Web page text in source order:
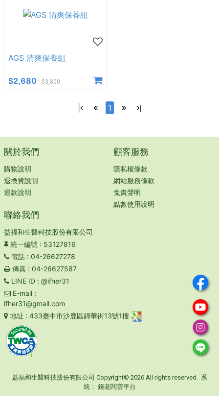
AGS 清爽保養組
$2,680 $3,800
1 |
關於我們
購物說明
退換貨說明
退款說明
顧客服務
隱私權條款
網站服務條款
免責聲明
點數使用說明
聯絡我們
益福和生醫科技股份有限公司
統一編號 : 53127816
電話: 04-26627278
傳真: 04-26627587
LINE ID: @ifher31
E-mail:
ifher31@gmail.com
地址 : 433臺中市沙鹿區錦華街13號1樓
益福和生醫科技股份有限公司 Copyright© 2026 All rights reserved. 系
統： 錢老闆雲平台